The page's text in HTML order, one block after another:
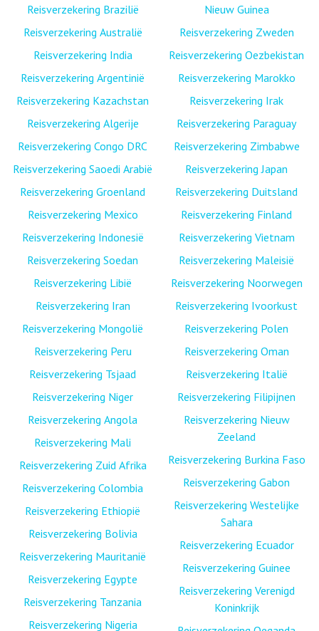
Reisverzekering Brazilië
Reisverzekering Australië
Reisverzekering India
Reisverzekering Argentinië
Reisverzekering Kazachstan
Reisverzekering Algerije
Reisverzekering Congo DRC
Reisverzekering Saoedi Arabië
Reisverzekering Groenland
Reisverzekering Mexico
Reisverzekering Indonesië
Reisverzekering Soedan
Reisverzekering Libië
Reisverzekering Iran
Reisverzekering Mongolië
Reisverzekering Peru
Reisverzekering Tsjaad
Reisverzekering Niger
Reisverzekering Angola
Reisverzekering Mali
Reisverzekering Zuid Afrika
Reisverzekering Colombia
Reisverzekering Ethiopië
Reisverzekering Bolivia
Reisverzekering Mauritanië
Reisverzekering Egypte
Reisverzekering Tanzania
Reisverzekering Nigeria
Nieuw Guinea
Reisverzekering Zweden
Reisverzekering Oezbekistan
Reisverzekering Marokko
Reisverzekering Irak
Reisverzekering Paraguay
Reisverzekering Zimbabwe
Reisverzekering Japan
Reisverzekering Duitsland
Reisverzekering Finland
Reisverzekering Vietnam
Reisverzekering Maleisië
Reisverzekering Noorwegen
Reisverzekering Ivoorkust
Reisverzekering Polen
Reisverzekering Oman
Reisverzekering Italië
Reisverzekering Filipijnen
Reisverzekering Nieuw
Zeeland
Reisverzekering Burkina Faso
Reisverzekering Gabon
Reisverzekering Westelijke
Sahara
Reisverzekering Ecuador
Reisverzekering Guinee
Reisverzekering Verenigd
Koninkrijk